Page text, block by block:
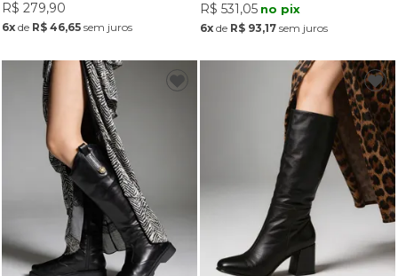
R$ 279,90
6xde R$ 46,65sem juros
R$ 531,05 no pix
6x de R$ 93,17 sem juros